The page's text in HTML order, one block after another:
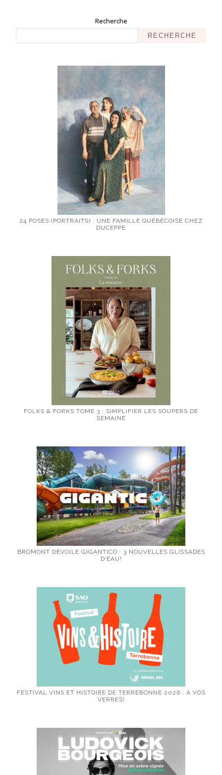
Recherche
RECHERCHE
24 POSES (PORTRAITS) : UNE FAMILLE QUÉBÉCOISE CHEZ
DUCEPPE
FOLKS & FORKS TOME 3 : SIMPLIFIER LES SOUPERS DE
SEMAINE
BROMONT DÉVOILE GIGANTICO : 3 NOUVELLES GLISSADES
D’EAU!
FESTIVAL VINS ET HISTOIRE DE TERREBONNE 2026 : À VOS
VERRES!